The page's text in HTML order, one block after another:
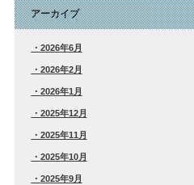
アーカイブ
2026年6月
2026年2月
2026年1月
2025年12月
2025年11月
2025年10月
2025年9月